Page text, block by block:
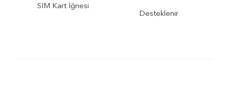
SIM Kart İğnesi
Desteklenir